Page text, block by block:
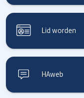
Lid worden
HAweb